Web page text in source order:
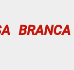
BRANCA